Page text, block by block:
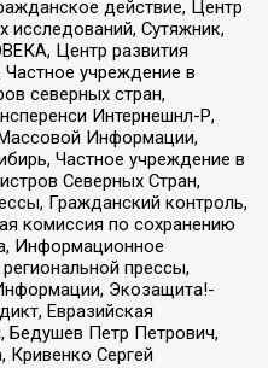
действие, Центр
исследований, Сутяжник,
Центр развития
учреждение в
северных стран,
Интернешнл-Р,
Информации,
Частное учреждение в
Северных Стран,
Гражданский контроль,
комиссия по сохранению
Информационное
прессы,
Экозащита!-
Евразийская
Бедушев Петр Петрович,
Кривенко Сергей